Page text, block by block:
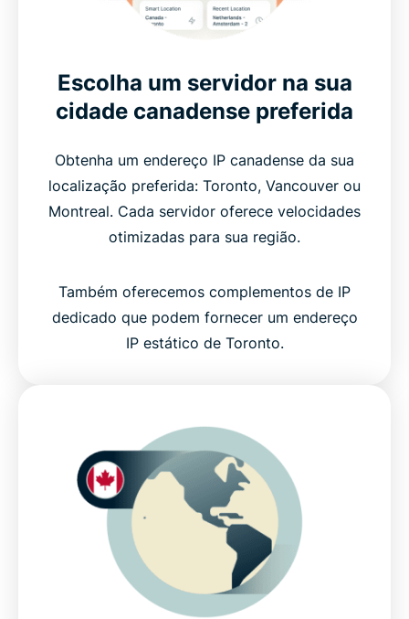
Escolha um servidor na sua
cidade canadense preferida
Obtenha um endereço IP canadense da sua
localização preferida: Toronto, Vancouver ou
Montreal. Cada servidor oferece velocidades
otimizadas para sua região.
Também oferecemos complementos de IP
dedicado que podem fornecer um endereço
IP estático de Toronto.